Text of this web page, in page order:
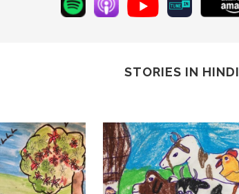
STORIES IN HINDI